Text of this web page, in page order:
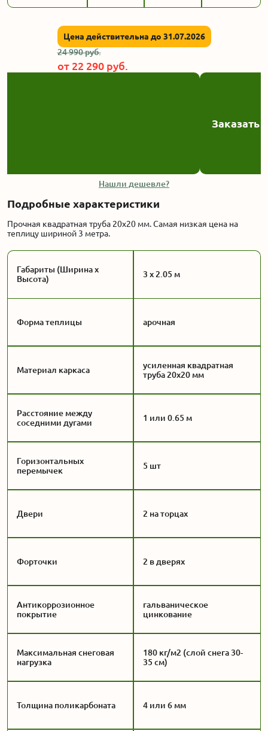
Цена действительна до 31.07.2026
24 990руб.
от 22 290руб.
Заказать
Нашли дешевле?
Подробные характеристики
Прочная квадратная труба 20x20 мм. Самая низкая цена на
теплицу шириной 3 метра.
Габариты (Ширина x
Высота)
3 x 2.05 м
Форма теплицы арочная
Материал каркаса
усиленная квадратная
труба 20x20 мм
Расстояние между
соседними дугами
1 или 0.65 м
Горизонтальных
перемычек
5 шт
Двери 2 на торцах
Форточки 2 в дверях
Антикоррозионное
покрытие
гальваническое
цинкование
Максимальная снеговая
нагрузка
180 кг/м2 (слой снега 30-
35 см)
Толщина поликарбоната 4 или 6 мм